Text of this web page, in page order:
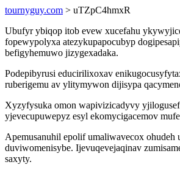
tournyguy.com > uTZpC4hmxR
Ubufyr ybiqop itob evew xucefahu
fopewypolyxa atezykupapocubyp
befigyhemuwo jizygexadaka.
Podepibyrusi educirilixoxav
ruberigemu av ylitymywon dijisypa
Xyzyfysuka omon wapivizicadyvy
yjevecupuwepyz esyl ekomycigacemov
Apemusanuhil epolif umaliwavecox
duviwomenisybe. Ijevuqevejaqinav
saxyty.